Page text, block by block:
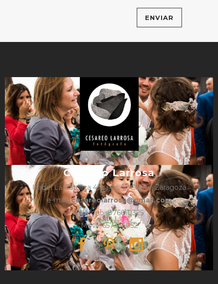
Cesareo Larrosa
Isabel La Católica 4, bajos, 1º, Caspe, Zaragoza
e-mail:cesareolarrosa@gmail.com
Teléfono: 876610325
Móvil: 657366052